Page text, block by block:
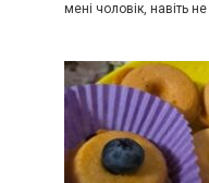
мені чоловік, навіть не